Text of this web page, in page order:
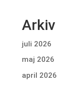
Arkiv
juli 2026
maj 2026
april 2026